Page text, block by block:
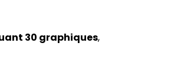
30 graphiques,